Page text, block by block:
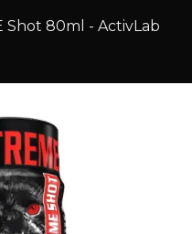
Shot 80ml - ActivLab